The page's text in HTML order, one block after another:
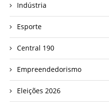
Indústria
Esporte
Central 190
Empreendedorismo
Eleições 2026